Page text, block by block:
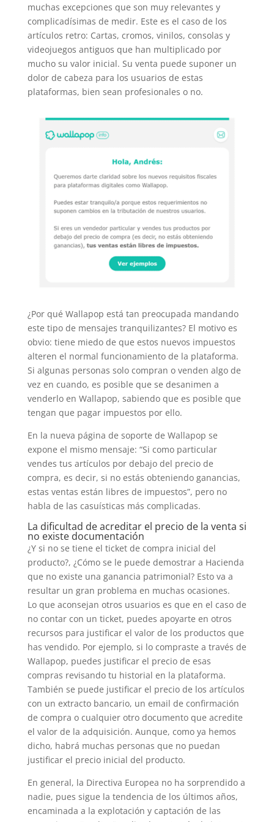
muchas excepciones que son muy relevantes y
complicadísimas de medir. Este es el caso de los
artículos retro: Cartas, cromos, vinilos, consolas y
videojuegos antiguos que han multiplicado por
mucho su valor inicial. Su venta puede suponer un
dolor de cabeza para los usuarios de estas
plataformas, bien sean profesionales o no.
¿Por qué Wallapop está tan preocupada mandando
este tipo de mensajes tranquilizantes? El motivo es
obvio: tiene miedo de que estos nuevos impuestos
alteren el normal funcionamiento de la plataforma.
Si algunas personas solo compran o venden algo de
vez en cuando, es posible que se desanimen a
venderlo en Wallapop, sabiendo que es posible que
tengan que pagar impuestos por ello.
En la nueva página de soporte de Wallapop se
expone el mismo mensaje: “Si como particular
vendes tus artículos por debajo del precio de
compra, es decir, si no estás obteniendo ganancias,
estas ventas están libres de impuestos”, pero no
habla de las casuísticas más complicadas.
La dificultad de acreditar el precio de la venta si
no existe documentación
¿Y si no se tiene el ticket de compra inicial del
producto?, ¿Cómo se le puede demostrar a Hacienda
que no existe una ganancia patrimonial? Esto va a
resultar un gran problema en muchas ocasiones.
Lo que aconsejan otros usuarios es que en el caso de
no contar con un ticket, puedes apoyarte en otros
recursos para justificar el valor de los productos que
has vendido. Por ejemplo, si lo compraste a través de
Wallapop, puedes justificar el precio de esas
compras revisando tu historial en la plataforma.
También se puede justificar el precio de los artículos
con un extracto bancario, un email de confirmación
de compra o cualquier otro documento que acredite
el valor de la adquisición. Aunque, como ya hemos
dicho, habrá muchas personas que no puedan
justificar el precio inicial del producto.
En general, la Directiva Europea no ha sorprendido a
nadie, pues sigue la tendencia de los últimos años,
encaminada a la explotación y captación de las